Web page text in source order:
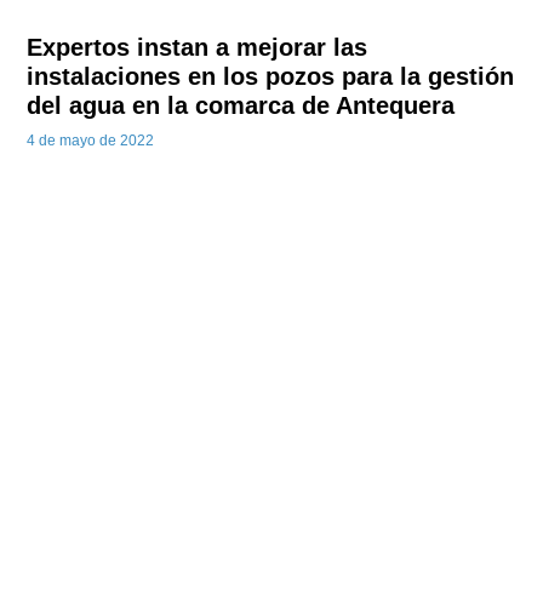
Expertos instan a mejorar las
instalaciones en los pozos para la gestión
del agua en la comarca de Antequera
4 de mayo de 2022